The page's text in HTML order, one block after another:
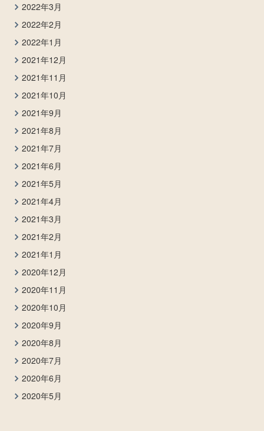
2022年3月
2022年2月
2022年1月
2021年12月
2021年11月
2021年10月
2021年9月
2021年8月
2021年7月
2021年6月
2021年5月
2021年4月
2021年3月
2021年2月
2021年1月
2020年12月
2020年11月
2020年10月
2020年9月
2020年8月
2020年7月
2020年6月
2020年5月